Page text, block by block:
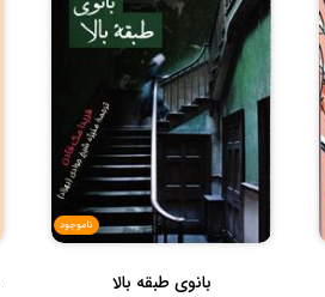
ناموجود
بانوی طبقه بالا